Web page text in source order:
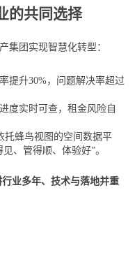
的共同选择
集团实现智慧化转型：
提升30%，问题解决率超过
度实时可查，租金风险自
托蜂鸟视图的空间数据平
、管得顺、体验好”。
行业多年、技术与落地并重